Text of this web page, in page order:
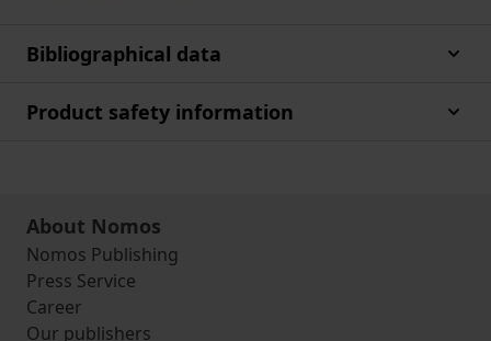
Bibliographical data
Product safety information
About Nomos
Nomos Publishing
Press Service
Career
Our publishers